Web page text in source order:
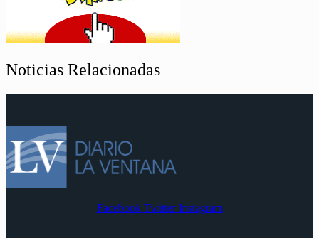
Noticias Relacionadas
Facebook Twitter Instagram